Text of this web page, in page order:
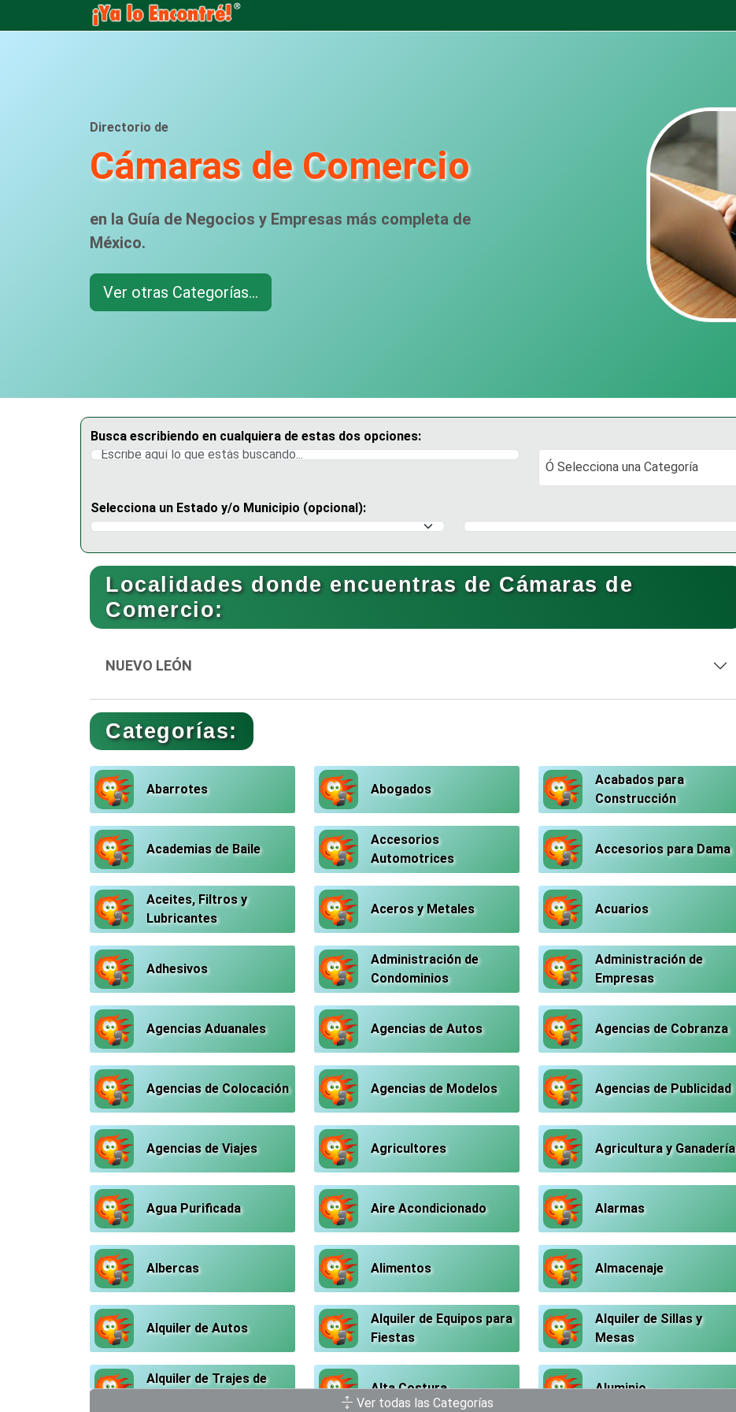
Directorio de
Cámaras de Comercio
en la Guía de Negocios y Empresas más completa de
México.
Ver otras Categorías...
Busca escribiendo en cualquiera de estas dos opciones:
Ó Selecciona una Categoría
Ó Selecciona una Categoría
Selecciona un Estado y/o Municipio (opcional):
Selecciona un Estado
Selecciona un Municipio
Localidades donde encuentras de Cámaras de
Comercio:
NUEVO LEÓN
Categorías:
Abarrotes Abogados
Acabados para
Construcción
Academias de Baile
Accesorios
Automotrices
Accesorios para Dama
Aceites, Filtros y
Lubricantes
Aceros y Metales Acuarios
Adhesivos
Administración de
Condominios
Administración de
Empresas
Agencias Aduanales Agencias de Autos Agencias de Cobranza
Agencias de Colocación Agencias de Modelos Agencias de Publicidad
Agencias de Viajes Agricultores Agricultura y Ganadería
Agua Purificada Aire Acondicionado Alarmas
Albercas Alimentos Almacenaje
Alquiler de Autos
Alquiler de Equipos para
Fiestas
Alquiler de Sillas y
Mesas
Alquiler de Trajes de
Alta Costura Aluminio
Ver todas las Categorías